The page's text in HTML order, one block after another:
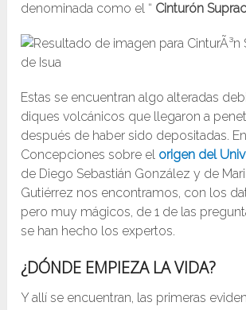
denominada como el “ Cinturón
Estas se encuentran algo alteradas
diques volcánicos que llegaron a
después de haber sido depositadas.
Concepciones sobre el origen del
de Diego Sebastián González y de
Gutiérrez nos encontramos, con los
pero muy mágicos, de 1 de las
se han hecho los expertos.
¿DÓNDE EMPIEZA LA VIDA?
Y allí se encuentran, las primeras